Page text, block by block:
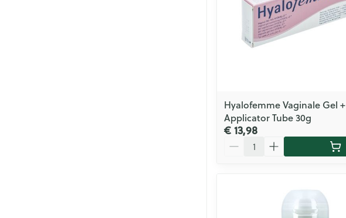
Hyalofemme Vaginale Gel +
Applicator Tube 30g
€ 13,98